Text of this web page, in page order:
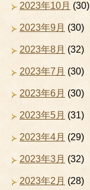
2023年10月 (30)
2023年9月 (30)
2023年8月 (32)
2023年7月 (30)
2023年6月 (30)
2023年5月 (31)
2023年4月 (29)
2023年3月 (32)
2023年2月 (28)